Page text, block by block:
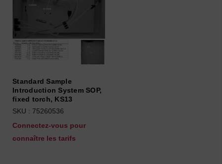
Standard Sample
Introduction System SOP,
fixed torch, KS13
SKU : 75260536
Connectez-vous pour
connaître les tarifs